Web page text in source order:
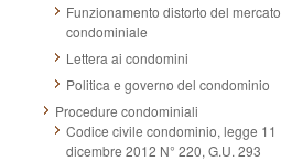
Funzionamento distorto del mercato
condominiale
Lettera ai condomini
Politica e governo del condominio
Procedure condominiali
Codice civile condominio, legge 11
dicembre 2012 N° 220, G.U. 293